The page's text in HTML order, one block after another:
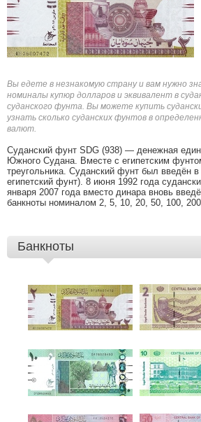
Вы едете в незнакомую страну и вам нужно
номиналы купюр долларов и эквивалент в
суданского фунта. Вы можете купить
узнать сколько суданских фунтов в
валют.
Суданский фунт SDG (938) — денежная
Южного Судана. Вместе с египетским
треугольника. Суданский фунт был введён
египетский фунт). 8 июня 1992 года
января 2007 года вместо динара вновь
банкноты номиналом 2, 5, 10, 20, 50, 100,
Банкноты